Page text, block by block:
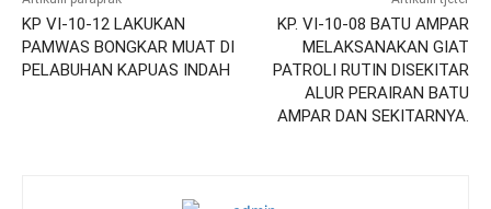
KP VI-10-12 LAKUKAN
PAMWAS BONGKAR MUAT DI
PELABUHAN KAPUAS INDAH
KP. VI-10-08 BATU AMPAR
MELAKSANAKAN GIAT
PATROLI RUTIN DISEKITAR
ALUR PERAIRAN BATU
AMPAR DAN SEKITARNYA.